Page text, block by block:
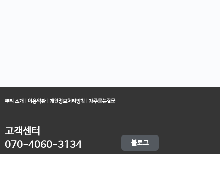
뿌리 소개 이용약관 개인정보처리방침 자주묻는질문
고객센터
070-4060-3134
블로그